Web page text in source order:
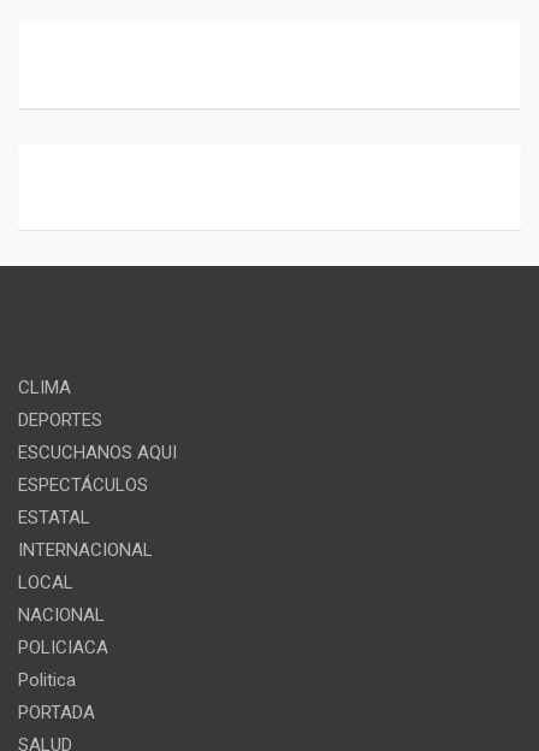
CLIMA
DEPORTES
ESCUCHANOS AQUI
ESPECTÁCULOS
ESTATAL
INTERNACIONAL
LOCAL
NACIONAL
POLICIACA
Politica
PORTADA
SALUD